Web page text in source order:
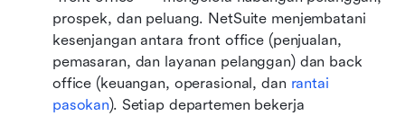
prospek, dan peluang. NetSuite menjembatani
kesenjangan antara front office (penjualan,
pemasaran, dan layanan pelanggan) dan back
office (keuangan, operasional, dan rantai
pasokan). Setiap departemen bekerja